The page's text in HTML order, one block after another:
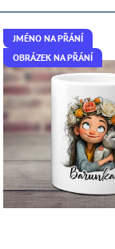
JMÉNO NA PŘÁNÍ
OBRÁZEK NA PŘÁNÍ